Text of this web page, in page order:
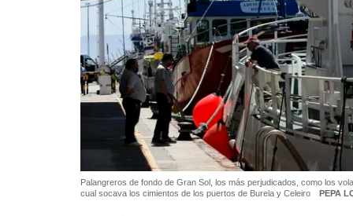
Palangreros de fondo de Gran Sol, los más perjudicados, como los
cual socava los cimientos de los puertos de Burela y Celeiro
PEPA